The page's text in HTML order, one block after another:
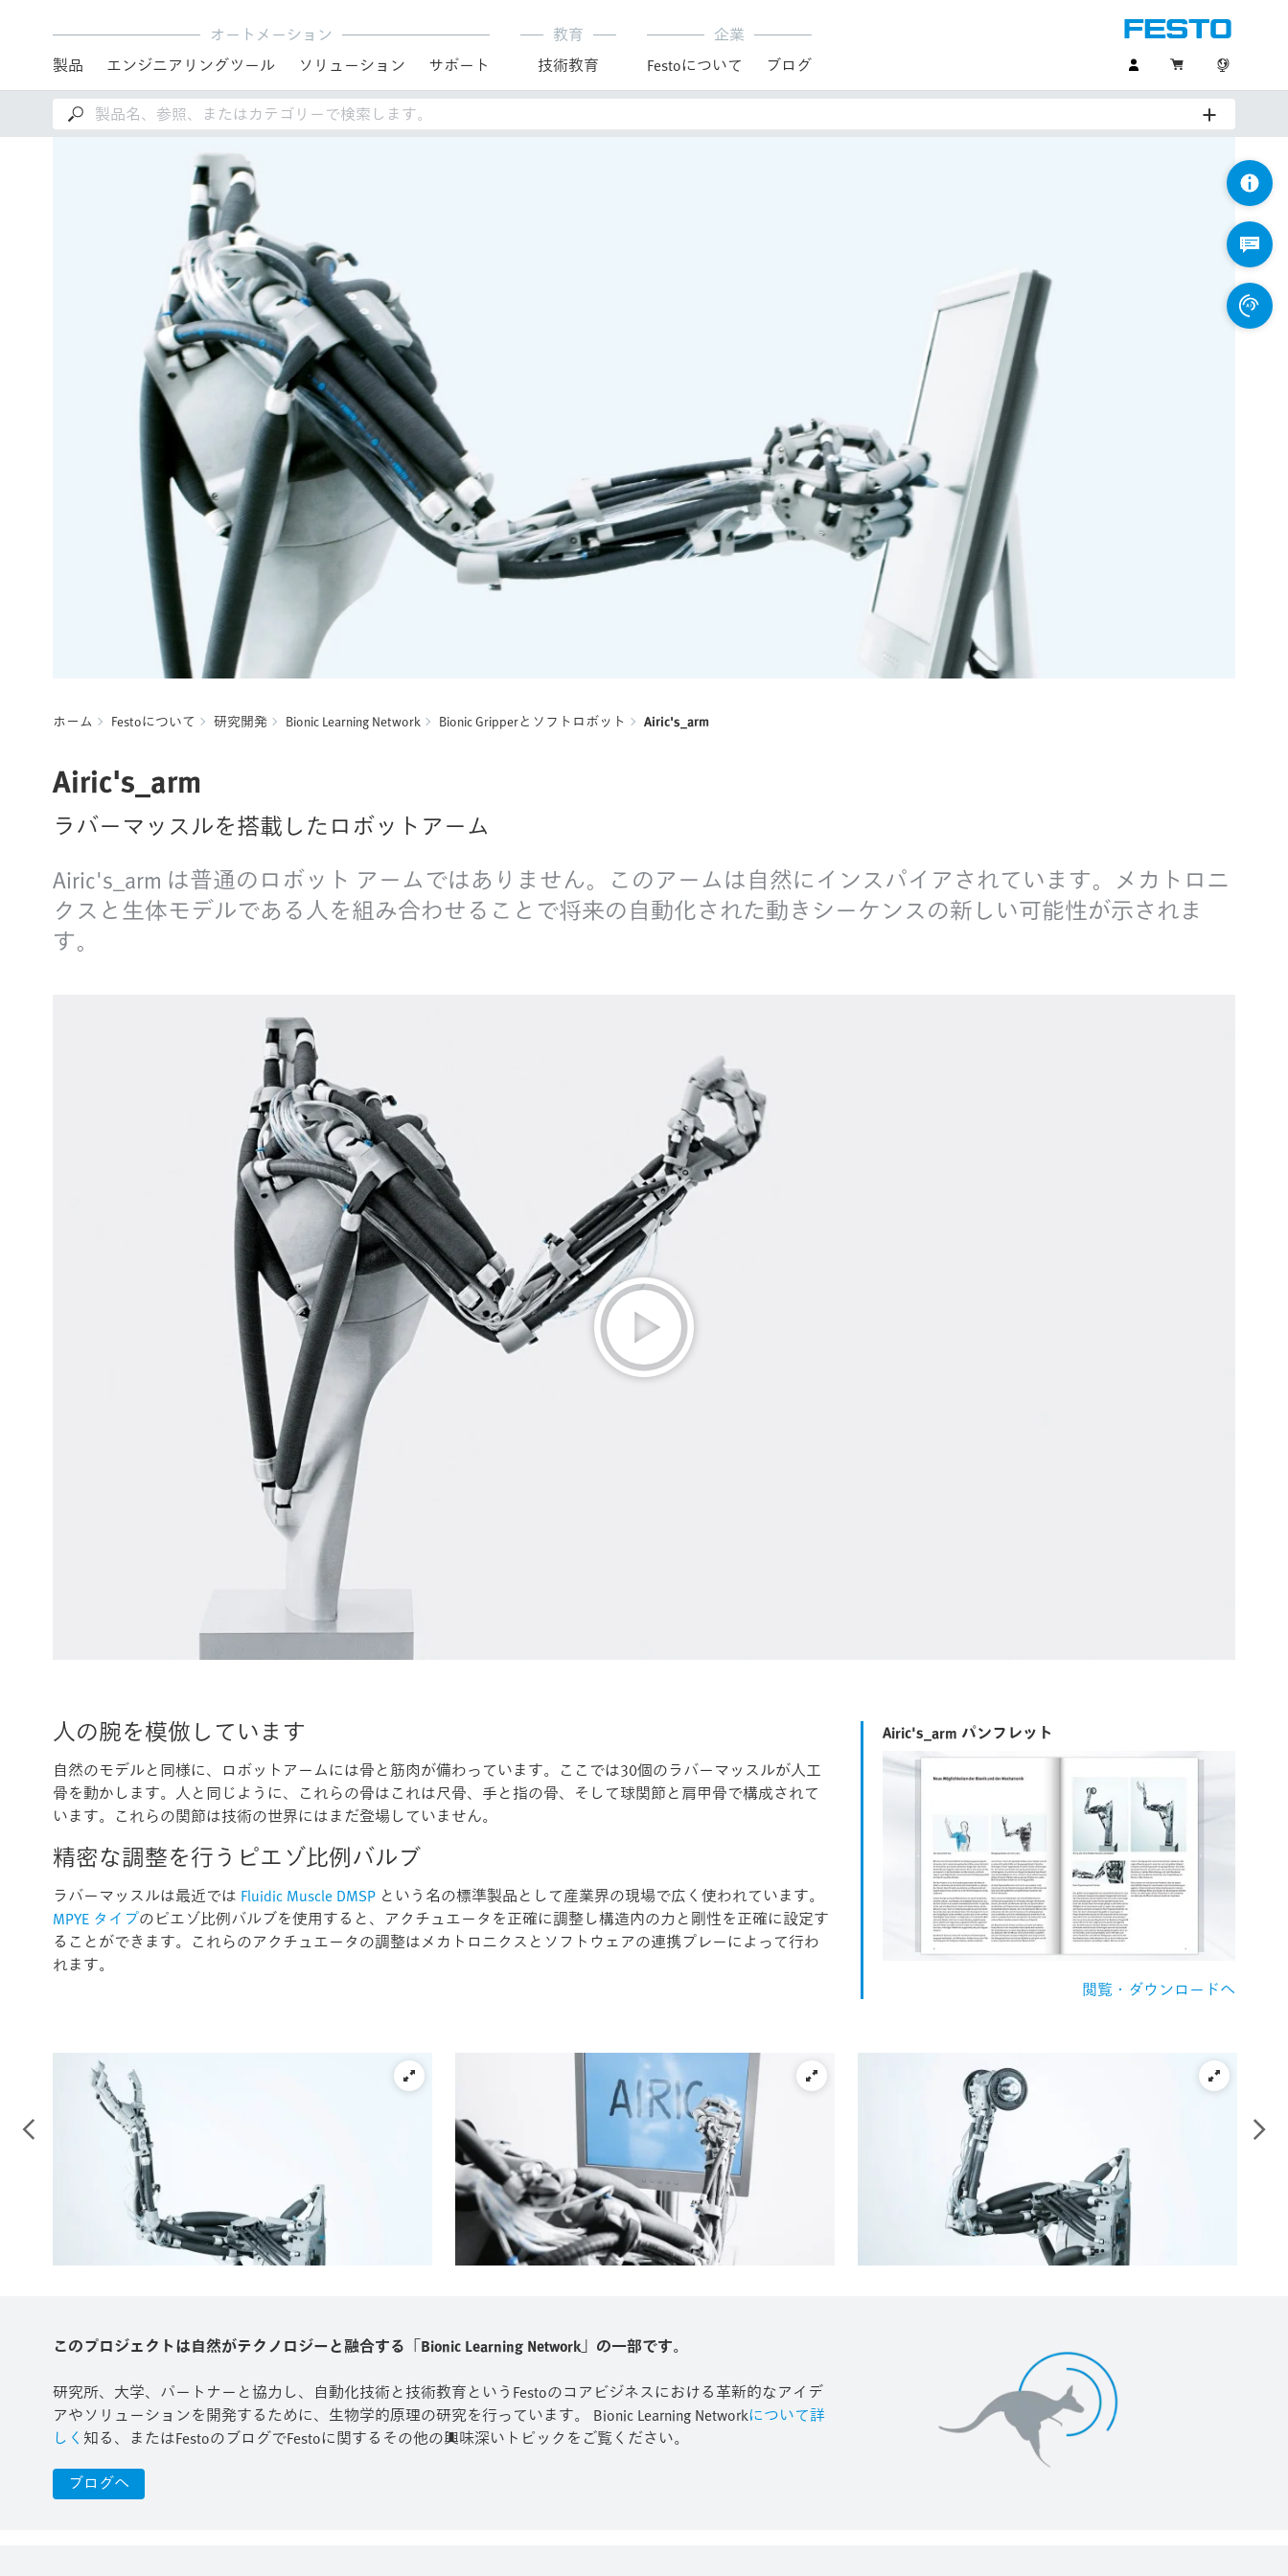
オートメーション
製品
エンジニアリングツール ソリューション サポート
教育
技術教育
企業
Festoについて
ブログ
ホーム Festoについて 研究開発 Bionic Learning Network Bionic Gripperとソフトロボット Airic's_arm
Airic's_arm
ラバーマッスルを搭載したロボットアーム
Airic's_arm は普通のロボット アームではありません。このアームは自然にインスパイアされています。メカトロニ
クスと生体モデルである人を組み合わせることで将来の自動化された動きシーケンスの新しい可能性が示されま
す。
人の腕を模倣しています
自然のモデルと同様に、ロボットアームには骨と筋肉が備わっています。ここでは30個のラバーマッスルが人工
骨を動かします。人と同じように、これらの骨はこれは尺骨、手と指の骨、そして球関節と肩甲骨で構成されて
います。これらの関節は技術の世界にはまだ登場していません。
精密な調整を行うピエゾ比例バルブ
ラバーマッスルは最近では Fluidic Muscle DMSP という名の標準製品として産業界の現場で広く使われています。
MPYE タイプのピエゾ比例バルブを使用すると、アクチュエータを正確に調整し構造内の力と剛性を正確に設定す
ることができます。これらのアクチュエータの調整はメカトロニクスとソフトウェアの連携プレーによって行わ
れます。
Airic's_arm パンフレット
閲覧・ダウンロードへ
このプロジェクトは自然がテクノロジーと融合する「Bionic Learning Network」の一部です。
研究所、大学、パートナーと協力し、自動化技術と技術教育というFestoのコアビジネスにおける革新的なアイデ
アやソリューションを開発するために、生物学的原理の研究を行っています。 Bionic Learning Networkについて詳
しく 知る、またはFestoのブログでFestoに関するその他の興味深いトピックをご覧ください。
ブログへ